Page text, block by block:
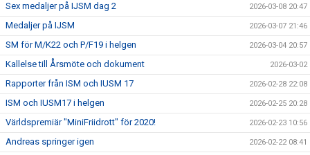
Sex medaljer på IJSM dag 2 2026-03-08 20:47
Medaljer på IJSM 2026-03-07 21:46
SM för M/K22 och P/F19 i helgen 2026-03-04 20:57
Kallelse till Årsmöte och dokument 2026-03-02
Rapporter från ISM och IUSM 17 2026-02-28 22:08
ISM och IUSM17 i helgen 2026-02-25 20:28
Världspremiär "MiniFriidrott" för 2020! 2026-02-23 10:56
Andreas springer igen 2026-02-22 08:41